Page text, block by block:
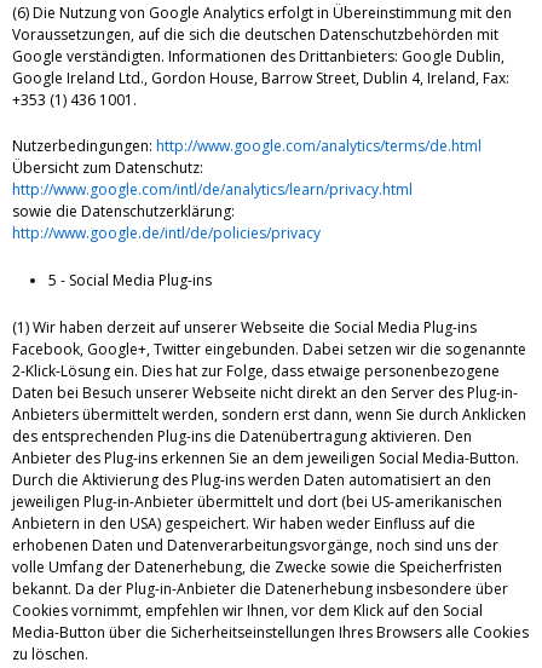
(6) Die Nutzung von Google Analytics erfolgt in Übereinstimmung mit den
Voraussetzungen, auf die sich die deutschen Datenschutzbehörden mit
Google verständigten. Informationen des Drittanbieters: Google Dublin,
Google Ireland Ltd., Gordon House, Barrow Street, Dublin 4, Ireland, Fax:
+353 (1) 436 1001.
Nutzerbedingungen: http://www.google.com/analytics/terms/de.html
Übersicht zum Datenschutz:
http://www.google.com/intl/de/analytics/learn/privacy.html
sowie die Datenschutzerklärung:
http://www.google.de/intl/de/policies/privacy
5 - Social Media Plug-ins
(1) Wir haben derzeit auf unserer Webseite die Social Media Plug-ins
Facebook, Google+, Twitter eingebunden. Dabei setzen wir die sogenannte
2-Klick-Lösung ein. Dies hat zur Folge, dass etwaige personenbezogene
Daten bei Besuch unserer Webseite nicht direkt an den Server des Plug-in-
Anbieters übermittelt werden, sondern erst dann, wenn Sie durch Anklicken
des entsprechenden Plug-ins die Datenübertragung aktivieren. Den
Anbieter des Plug-ins erkennen Sie an dem jeweiligen Social Media-Button.
Durch die Aktivierung des Plug-ins werden Daten automatisiert an den
jeweiligen Plug-in-Anbieter übermittelt und dort (bei US-amerikanischen
Anbietern in den USA) gespeichert. Wir haben weder Einfluss auf die
erhobenen Daten und Datenverarbeitungsvorgänge, noch sind uns der
volle Umfang der Datenerhebung, die Zwecke sowie die Speicherfristen
bekannt. Da der Plug-in-Anbieter die Datenerhebung insbesondere über
Cookies vornimmt, empfehlen wir Ihnen, vor dem Klick auf den Social
Media-Button über die Sicherheitseinstellungen Ihres Browsers alle Cookies
zu löschen.